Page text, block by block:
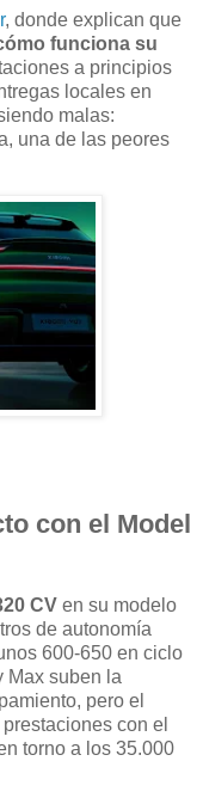
, donde explican que
funciona su
a principios
locales en
malas:
una de las peores
con el Model
CV en su modelo
de autonomía
600-650 en ciclo
Max suben la
pero el
con el
torno a los 35.000